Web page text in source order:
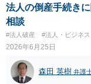
る場合は、 スケジュ
通知発送→②１～２か
→③さらに１カ月程度
と思います（個人破産
で、法人や積み立てが
法人の倒産手続き
相談
#法人破産 #法人・ビジネス
2026年6月25日
森田 英樹 弁護